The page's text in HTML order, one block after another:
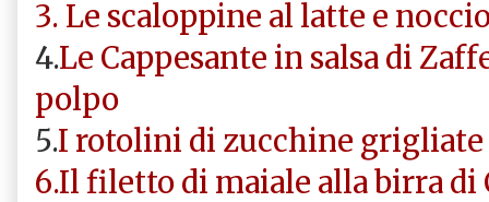
3. Le scaloppine al latte e
4.Le Cappesante in salsa di
polpo
5.I rotolini di zucchine grigliate
6.Il filetto di maiale alla birra di